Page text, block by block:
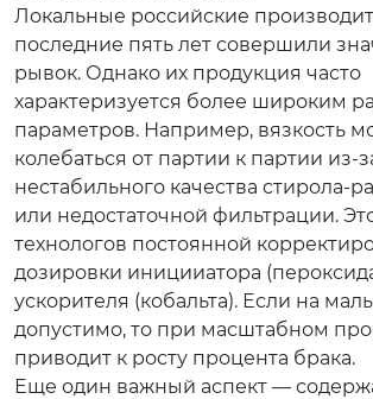
Локальные российские
последние пять лет совершили
рывок. Однако их продукция часто
характеризуется более широким
параметров. Например, вязкость
колебаться от партии к партии из-
нестабильного качества стирола-
или недостаточной фильтрации.
технологов постоянной
дозировки иницииатора
ускорителя (кобальта). Если на
допустимо, то при масштабном
приводит к росту процента брака.
Еще один важный аспект —